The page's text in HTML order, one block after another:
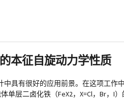
本征自旋动力学性质
具有很好的应用前景。在这项工作
单层二卤化铁（FeX2，X=Cl，Br，I